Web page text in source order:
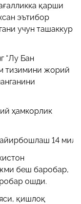
қарши
эътибор
учун ташаккур
“Лу Бан
тизимини жорий
ҳамкорлик
14
беш баробар,
ошди.
қишлоқ